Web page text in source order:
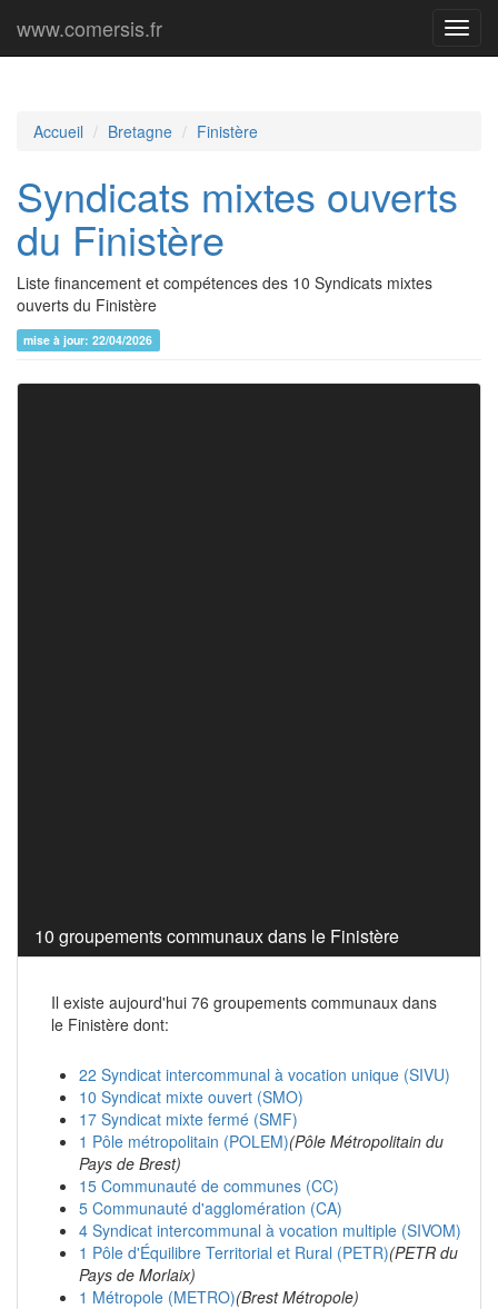
Menu
www.comersis.fr
Accueil Bretagne Finistère
Syndicats mixtes ouverts
du Finistère
Liste financement et compétences des 10 Syndicats mixtes
ouverts du Finistère
mise à jour: 22/04/2026
10 groupements communaux dans le Finistère
Il existe aujourd'hui 76 groupements communaux dans
le Finistère dont:
22 Syndicat intercommunal à vocation unique (SIVU)
10 Syndicat mixte ouvert (SMO)
17 Syndicat mixte fermé (SMF)
1 Pôle métropolitain (POLEM)(Pôle Métropolitain du
Pays de Brest)
15 Communauté de communes (CC)
5 Communauté d'agglomération (CA)
4 Syndicat intercommunal à vocation multiple (SIVOM)
1 Pôle d'Équilibre Territorial et Rural (PETR)(PETR du
Pays de Morlaix)
1 Métropole (METRO)(Brest Métropole)